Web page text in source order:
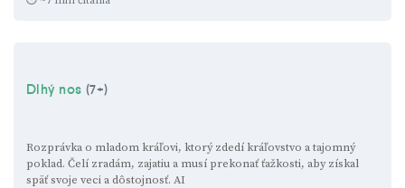
Dlhý nos (7+)
Rozprávka o mladom kráľovi, ktorý zdedí kráľovstvo a tajomný
poklad. Čelí zradám, zajatiu a musí prekonať ťažkosti, aby získal
späť svoje veci a dôstojnosť. AI